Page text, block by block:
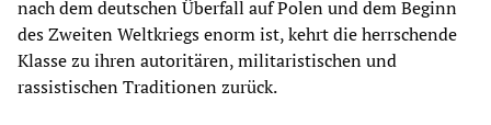
nach dem deutschen Überfall auf Polen und dem Beginn
des Zweiten Weltkriegs enorm ist, kehrt die herrschende
Klasse zu ihren autoritären, militaristischen und
rassistischen Traditionen zurück.